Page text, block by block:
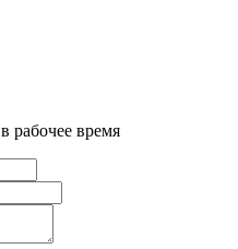
рабочее время